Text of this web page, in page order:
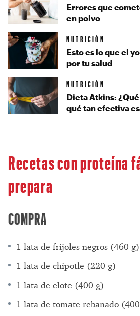
Recetas con proteína
prepara
COMPRA
1 lata de frijoles negros (460 g)
1 lata de chipotle (220 g)
1 lata de elote (400 g)
1 lata de tomate rebanado
Errores que
en polvo
NUTRICIÓN
Esto es lo que el
por tu salud
NUTRICIÓN
Dieta Atkins:
qué tan efectiva